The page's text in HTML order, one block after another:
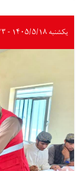
لومړنیو
مرستو
روزنیز
ورکشاپ
پیل
شو
یکشنبه ۱۴۰۵/۵/۱۸ - ۱۰:۳۳